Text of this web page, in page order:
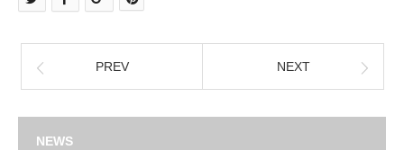
PREV NEXT
NEWS